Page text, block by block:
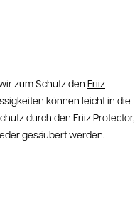
zum Schutz den Friiz
können leicht in die
durch den Friiz Protector,
gesäubert werden.